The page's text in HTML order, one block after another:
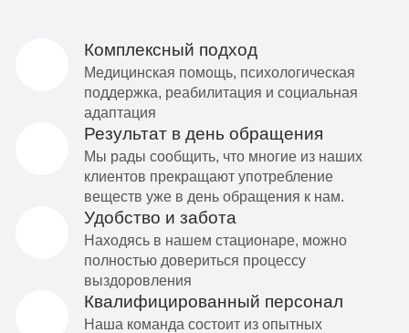
Комплексный подход
Медицинская помощь, психологическая
поддержка, реабилитация и социальная
адаптация
Результат в день обращения
Мы рады сообщить, что многие из наших
клиентов прекращают употребление
веществ уже в день обращения к нам.
Удобство и забота
Находясь в нашем стационаре, можно
полностью довериться процессу
выздоровления
Квалифицированный персонал
Наша команда состоит из опытных